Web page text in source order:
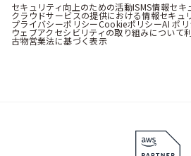
セキュリティ向上のための活動ISMS情報セキ
クラウドサービスの提供における情報セキュ
プライバシーポリシーCookieポリシーAI ポ
ウェブアクセシビリティの取り組みについて
古物営業法に基づく表示